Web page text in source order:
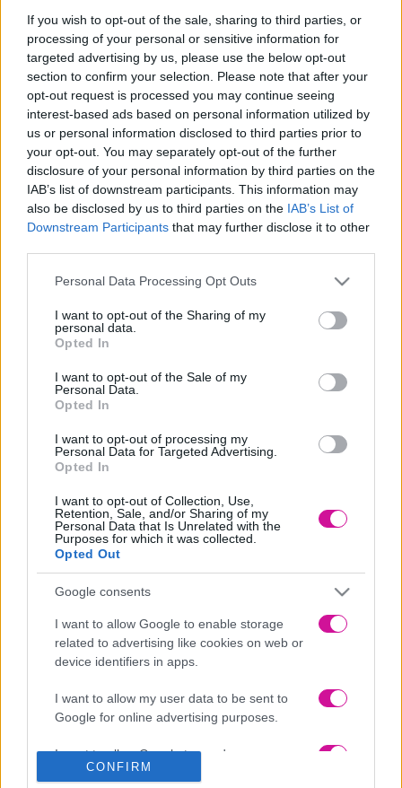
If you wish to opt-out of the sale, sharing to third parties, or
processing of your personal or sensitive information for
targeted advertising by us, please use the below opt-out
section to confirm your selection. Please note that after your
opt-out request is processed you may continue seeing
interest-based ads based on personal information utilized by
us or personal information disclosed to third parties prior to
your opt-out. You may separately opt-out of the further
disclosure of your personal information by third parties on the
IAB’s list of downstream participants. This information may
also be disclosed by us to third parties on the IAB’s List of
Downstream Participants that may further disclose it to other
Please note that this website/app uses one or more Google
not limited to your visit or usage behaviour. You may click to
grant or deny consent to Google and its third-party tags to
use your data for below specified purposes in below Google
consent section.
Personal Data Processing Opt Outs
I want to opt-out of the Sharing of my
personal data.
Opted In
I want to opt-out of the Sale of my
Personal Data.
Opted In
I want to opt-out of processing my
Personal Data for Targeted Advertising.
Opted In
I want to opt-out of Collection, Use,
Retention, Sale, and/or Sharing of my
Personal Data that Is Unrelated with the
Purposes for which it was collected.
Opted Out
Google consents
I want to allow Google to enable storage
related to advertising like cookies on web or
device identifiers in apps.
I want to allow my user data to be sent to
Google for online advertising purposes.
I want to allow Google to send me
personalized advertising.
CONFIRM
Για την βάση
180 γρ μπισκότα digestive
100 γρ γάλα αμυγδάλου ή χυμό μπανάνα
Για την κρέμα
900 γρ γάλα αμυγδάλου
100 γρ κακάο σκόνη
200 γρ ζάχαρη
70 γρ κορν φλάουρ
2 βανιλίνες
Θρυμματίζουμε σε έναν πολυκόφτη τα μπισκότα και τα
μοιράζουμε σε κάθε ποτηράκι. Τα βρέχουμε με γάλα
Σε ένα κατσαρολάκι ρίχνουμε το γάλα αμυγδάλου, το κακάο,
την ζάχαρη, τις βανιλίνες, το κορν φλάουρ και ανακατεύουμε
ταψάκι και την αφήνουμε να κρυώσει σκεπάζοντας την με μια
μεμβράνη.
σε ένα κορνέ. Μοιράζουμε την κρέμα στα 6 ποτηράκια και
στολίζουμε με τριμμένο μπισκότο και νιφάδες κουβερτούρας!!
Το πιο εύκολο και νόστιμο νηστίσιμο γλυκάκι με βελούδινη
κρέμα είναι έτοιμο να το απολαύσετε !!!